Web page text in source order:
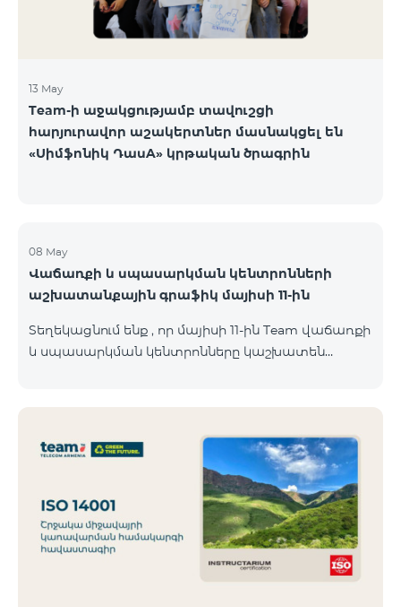
13 May
Team-ի աջակցությամբ տավուշցի
հարյուրավոր աշակերտներ մասնակցել են
«Սիմֆոնիկ ԴասA» կրթական ծրագրին
08 May
Վաճառքի և սպասարկման կենտրոնների
աշխատանքային գրաֆիկ մայիսի 11-ին
Տեղեկացնում ենք , որ մայիսի 11-ին Team վաճառքի
և սպասարկման կենտրոնները կաշխատեն
Բնականուն գրաֆիկը Մայիսի 11-ի փոփոխված
գրաֆիկը Երևան Կիլիկիա 09:00-18:00 09:00-17:00
Երևան Անդրանիկ 09:00-18:00 09:00-17:00 Երևան
ՀԱԹ 09:00-20:00 09:00-17:00 Երևան Ազատություն
09:00-19:00 09:00-17:00 Երևան Կոմիտաս 1 09:00-
19:00 09:00-17:00 Երևան Դավիթաշեն 09:00-20:00